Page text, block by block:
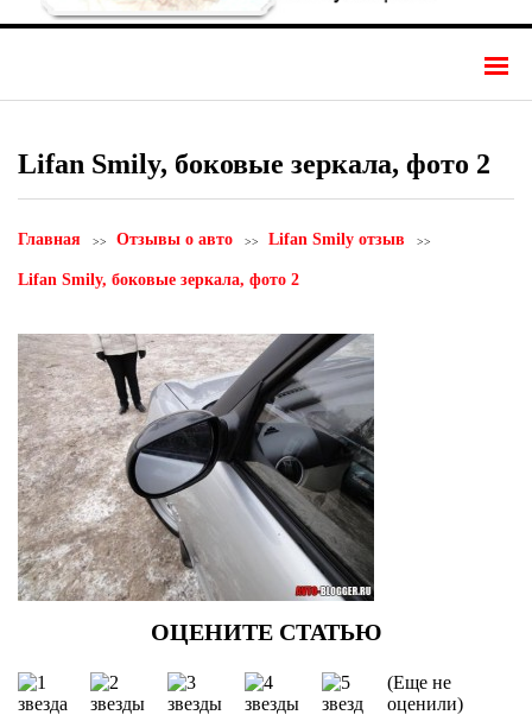
Lifan Smily, боковые зеркала, фото 2
Главная Отзывы о авто Lifan Smily отзыв
Lifan Smily, боковые зеркала, фото 2
(Еще не
оценили)